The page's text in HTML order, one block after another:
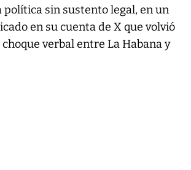
política sin sustento legal, en un
en su cuenta de X que volvió
verbal entre La Habana y